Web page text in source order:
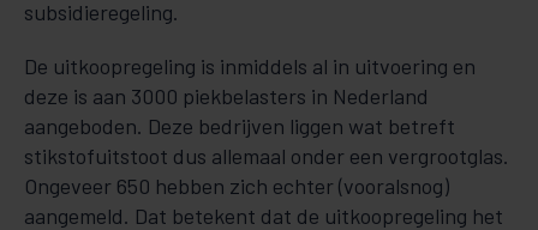
subsidieregeling.
De uitkoopregeling is inmiddels al in uitvoering en
deze is aan 3000 piekbelasters in Nederland
aangeboden. Deze bedrijven liggen wat betreft
stikstofuitstoot dus allemaal onder een vergrootglas.
Ongeveer 650 hebben zich echter (vooralsnog)
aangemeld. Dat betekent dat de uitkoopregeling het